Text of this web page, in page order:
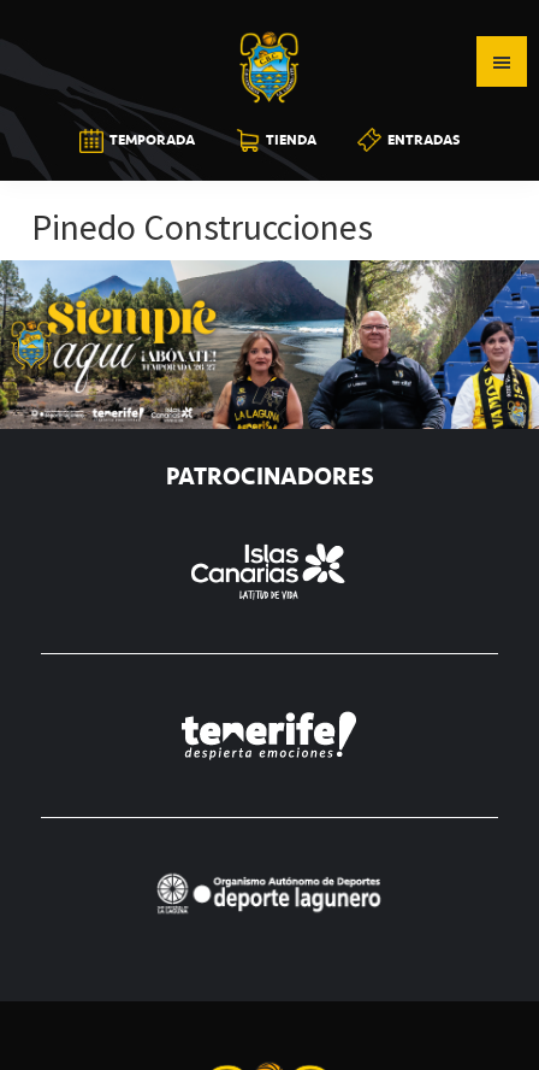
a
la
navegación
principal
al
contenido
principal
a
la
barra
lateral
principal
CB
CANARIAS
TEMPORADA TIENDA ENTRADAS
Pinedo Construcciones
PATROCINADORES